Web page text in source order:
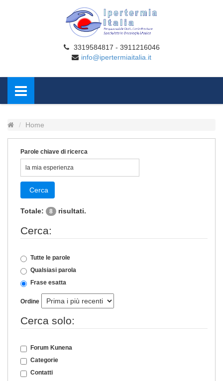
3319584817 - 3911216046
info@ipertermiaitalia.it
Home
Parole chiave di ricerca
Cerca
Totale: 8 risultati.
Cerca:
Tutte le parole
Qualsiasi parola
Frase esatta
Ordine
Cerca solo:
Forum Kunena
Categorie
Contatti